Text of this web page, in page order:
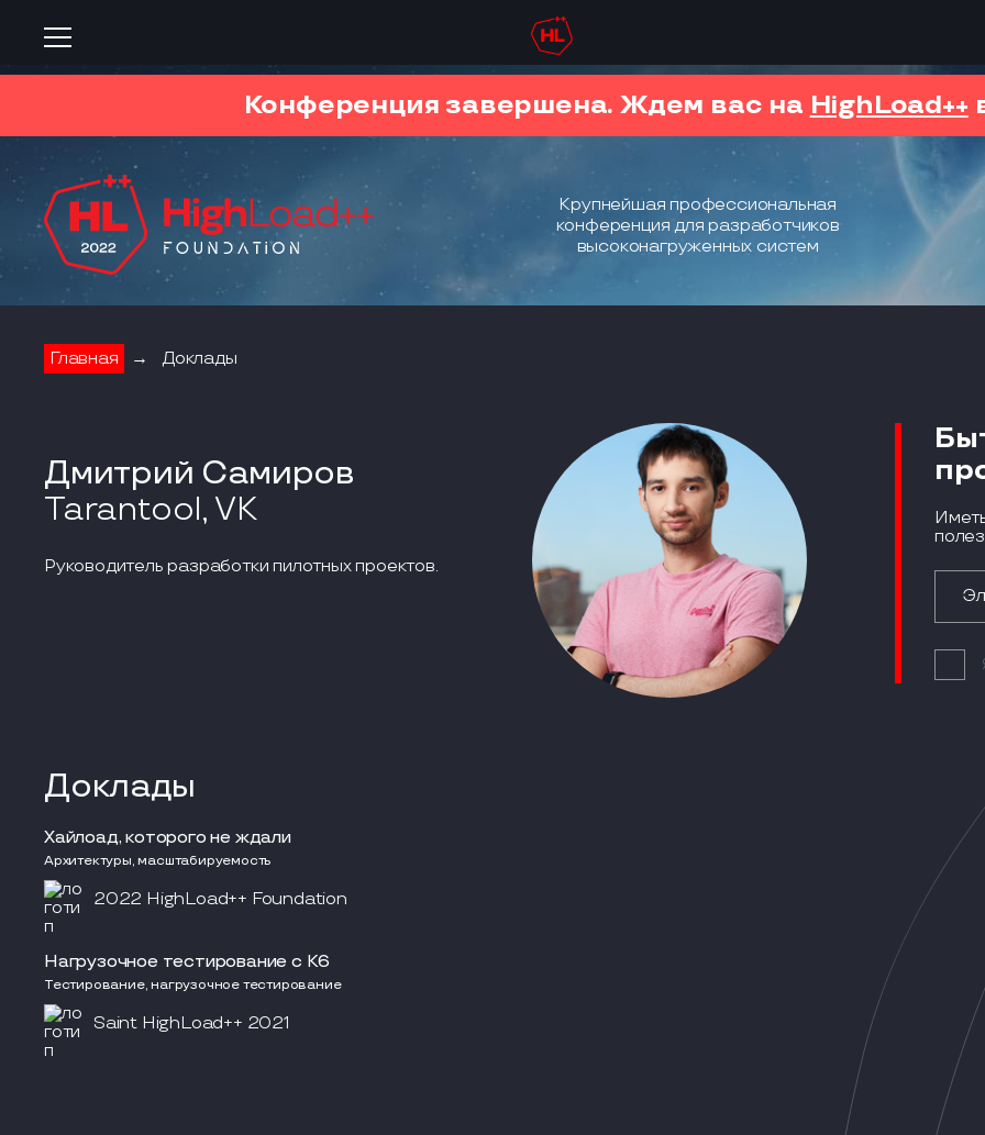
Конференция завершена. Ждем вас на HighLoad++
Крупнейшая профессиональная
конференция для разработчиков
высоконагруженных систем
Главная → Доклады
Дмитрий Самиров
Tarantool, VK
Руководитель разработки пилотных проектов.
Доклады
Хайлоад, которого не ждали
Архитектуры, масштабируемость
2022 HighLoad++ Foundation
Нагрузочное тестирование с K6
Тестирование, нагрузочное тестирование
Saint HighLoad++ 2021